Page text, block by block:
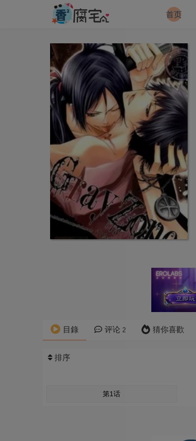
首页
目錄 评论 2 猜你喜歡
排序
第1话